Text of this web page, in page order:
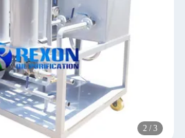
2 / 3